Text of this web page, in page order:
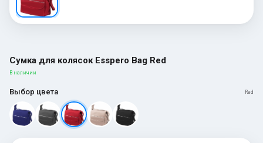
Сумка для колясок Esspero Bag Red
В наличии
Выбор цвета Red